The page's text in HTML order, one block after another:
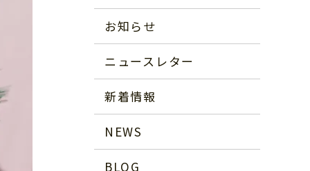
お知らせ
ニュースレター
新着情報
NEWS
BLOG